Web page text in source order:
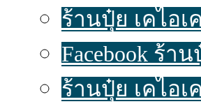
ร้านปุ๋ย เคไอ
Facebook ร้
ร้านปุ๋ย เคไอ